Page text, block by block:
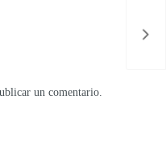
un comentario.